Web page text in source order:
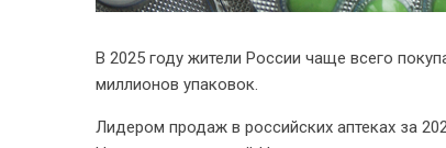
В 2025 году жители России чаще всего
миллионов упаковок.
Лидером продаж в российских аптеках за